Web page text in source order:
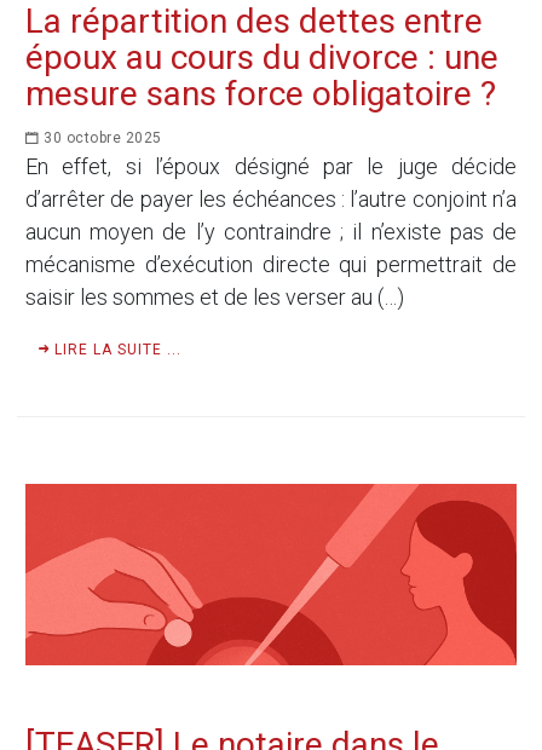
La répartition des dettes entre
époux au cours du divorce : une
mesure sans force obligatoire ?
30 octobre 2025
En effet, si l’époux désigné par le juge décide
d’arrêter de payer les échéances : l’autre conjoint n’a
aucun moyen de l’y contraindre ; il n’existe pas de
mécanisme d’exécution directe qui permettrait de
saisir les sommes et de les verser au (…)
LIRE LA SUITE ...